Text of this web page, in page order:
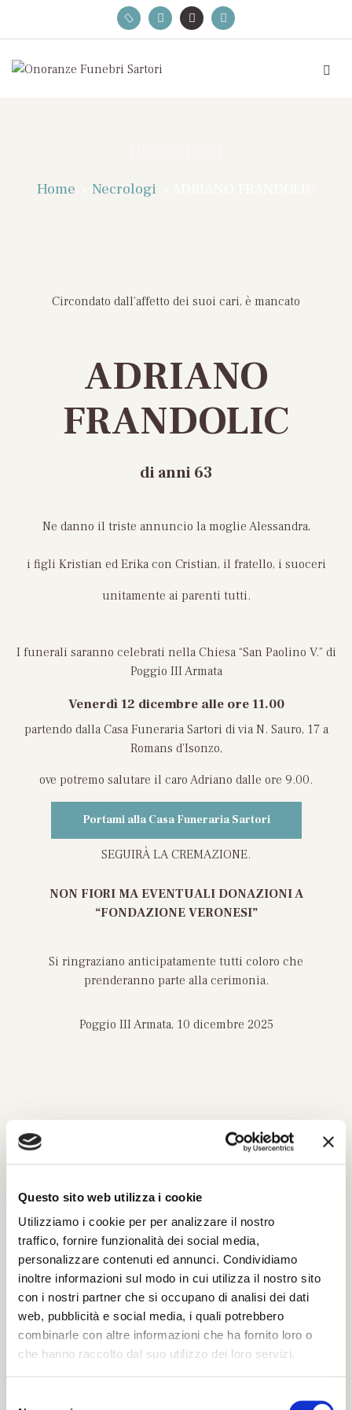
Questo sito web utilizza i cookie
Utilizziamo i cookie per per analizzare il nostro
traffico, fornire funzionalità dei social media,
personalizzare contenuti ed annunci. Condividiamo
inoltre informazioni sul modo in cui utilizza il nostro sito
con i nostri partner che si occupano di analisi dei dati
web, pubblicità e social media, i quali potrebbero
combinarle con altre informazioni che ha fornito loro o
che hanno raccolto dal suo utilizzo dei loro servizi.
Home Necrologi>
Circondato dall’affetto dei suoi cari, è mancato
ADRIANO
FRANDOLIC
di anni 63
Ne danno il triste annuncio la moglie Alessandra,
i figli Kristian ed Erika con Cristian, il fratello, i suoceri
unitamente ai parenti tutti.
I funerali saranno celebrati nella Chiesa “San Paolino V.” di
Poggio III Armata
Venerdì 12 dicembre alle ore 11.00
partendo dalla Casa Funeraria Sartori di via N. Sauro, 17 a
Romans d’Isonzo,
ove potremo salutare il caro Adriano dalle ore 9.00.
Portami alla Casa Funeraria Sartori
SEGUIRÀ LA CREMAZIONE.
NON FIORI MA EVENTUALI DONAZIONI A
“FONDAZIONE VERONESI”
Si ringraziano anticipatamente tutti coloro che
prenderanno parte alla cerimonia.
Poggio III Armata, 10 dicembre 2025
INVIA UN MESSAGGIO DICORDOGLIO
Compila il modulo con tutti i dati richiesti per
poter inviare le tue condoglianze.
Sarà nostra premura far pervenire alla famiglia
del defunto il tuo messaggio.
Il tuo nome e cognome *